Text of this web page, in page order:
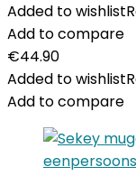
Added to wishlist
Add to compare
€44.90
Added to wishlist
Add to compare